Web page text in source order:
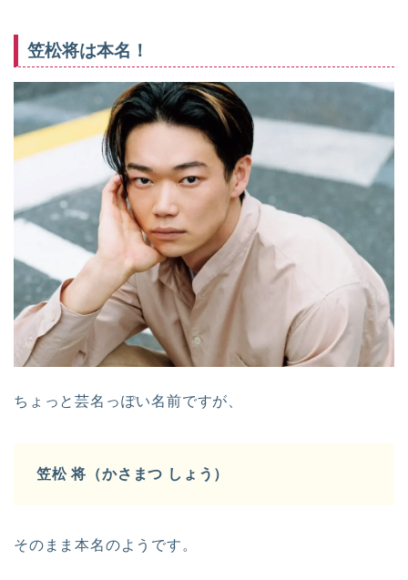
笠松将は本名！
ちょっと芸名っぽい名前ですが、
笠松 将（かさまつ しょう）
そのまま本名のようです。